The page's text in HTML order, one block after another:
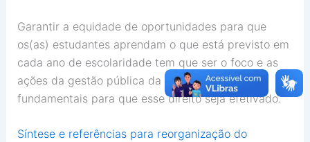
Garantir a equidade de oportunidades para que
os(as) estudantes aprendam o que está previsto em
cada ano de escolaridade tem que ser o foco e as
ações da gestão pública da educação são
fundamentais para que esse direito seja efetivado.
Síntese e referências para reorganização do